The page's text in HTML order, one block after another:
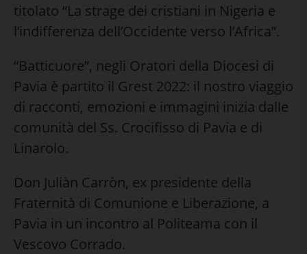
titolato “La strage dei cristiani in Nigeria e
l’indifferenza dell’Occidente verso l’Africa”.
“Batticuore”, negli Oratori della Diocesi di
Pavia è partito il Grest 2022: il nostro viaggio
di racconti, emozioni e immagini inizia dalle
comunità del Ss. Crocifisso di Pavia e di
Linarolo.
Don Juliàn Carròn, ex presidente della
Fraternità di Comunione e Liberazione, a
Pavia in un incontro al Politeama con il
Vescovo Corrado.